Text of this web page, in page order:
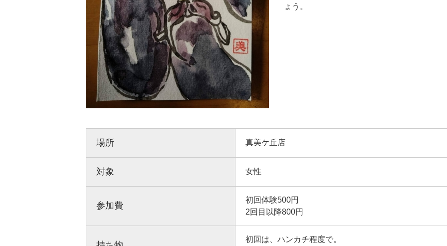
ょう。
場所 真美ケ丘店
対象 女性
参加費
初回体験500円
2回目以降800円
初回は、ハンカチ程度で。